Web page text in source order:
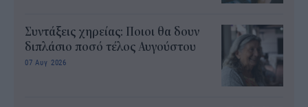
Συντάξεις χηρείας: Ποιοι θα δουν
διπλάσιο ποσό τέλος Αυγούστου
07 Αυγ 2026